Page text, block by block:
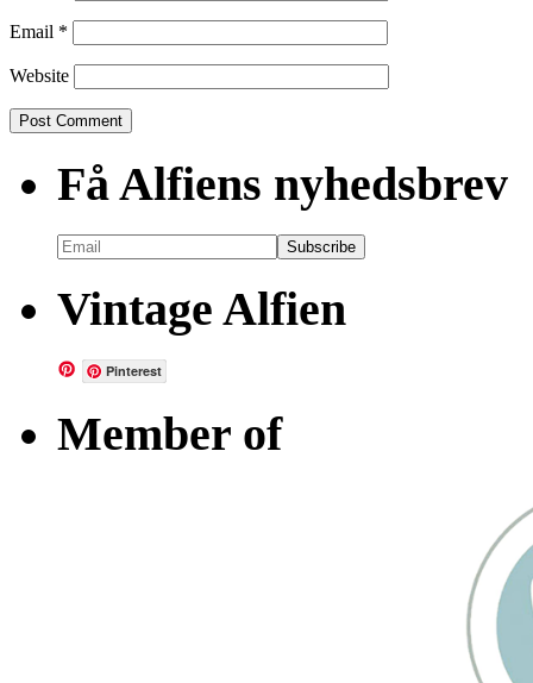
Email *
Website
Få Alfiens nyhedsbrev
Vintage Alfien
Pinterest
Member of